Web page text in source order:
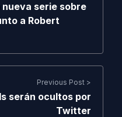
nueva serie sobre
a Robert
Previous Post >
serán ocultos por
Twitter